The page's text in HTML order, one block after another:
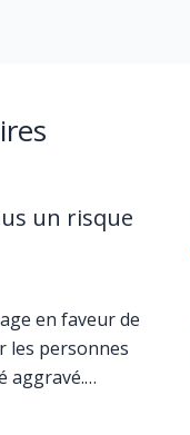
un risque
en faveur de
les personnes
aggravé.…